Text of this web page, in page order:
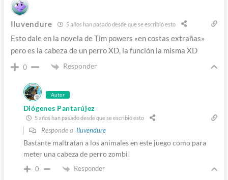
Iluvendure 5 años han pasado desde que se escribió esto
Esto dale en la novela de Tim powers «en costas extrañas»
pero es la cabeza de un perro XD, la función la misma XD
0 Responder
Autor
Diógenes Pantarújez
5 años han pasado desde que se escribió esto
Responde a Iluvendure
Bastante maltratan a los animales en este juego como para
meter una cabeza de perro zombi!
0 Responder